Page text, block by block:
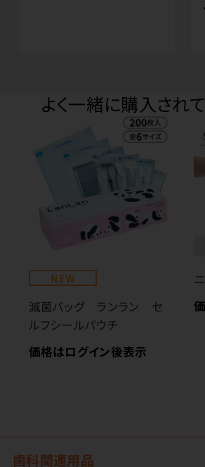
よく一緒に購入され
NEW
滅菌バッグ ランラン セ
ルフシールパウチ
価格はログイン後表示
歯科関連用品